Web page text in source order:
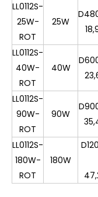
LL0112S-
25W-
ROT
25W
LL0112S-
40W-
ROT
40W
LL0112S-
90W-
ROT
90W
LL0112S-
180W-
ROT
180W